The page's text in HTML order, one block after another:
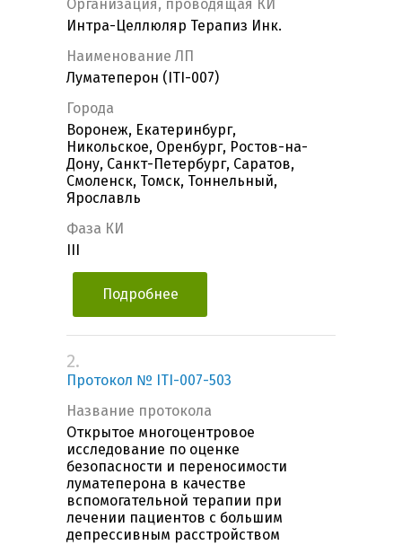
Организация, проводящая КИ
Интра-Целлюляр Терапиз Инк.
Наименование ЛП
Луматеперон (ITI-007)
Города
Воронеж, Екатеринбург,
Никольское, Оренбург, Ростов-на-
Дону, Санкт-Петербург, Саратов,
Смоленск, Томск, Тоннельный,
Ярославль
Фаза КИ
Подробнее
2.
Протокол № ITI-007-503
Название протокола
Открытое многоцентровое
исследование по оценке
безопасности и переносимости
луматеперона в качестве
вспомогательной терапии при
лечении пациентов с большим
депрессивным расстройством